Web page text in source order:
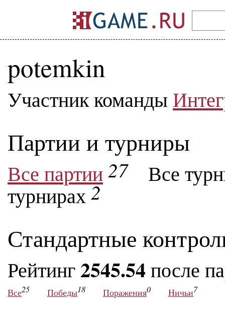
potemkin
Участник команды
Партии и турниры
Все партии27
Все
турнирах2
Стандартные
Рейтинг2545.54 после
Все25 Победы18 Поражения0 Ничьи7